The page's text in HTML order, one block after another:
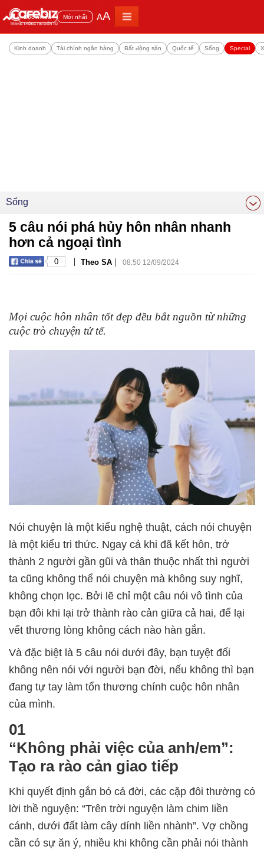
Đọc nhiều Mới nhất AA
Kinh doanh Tài chính ngân hàng Bất động sản Quốc tế Sống Special
Sống
5 câu nói phá hủy hôn nhân nhanh
hơn cả ngoại tình
0 | Theo SA | 08:50 12/09/2024
Mọi cuộc hôn nhân tốt đẹp đều bắt nguồn từ những
cuộc trò chuyện tử tế.
Nói chuyện là một kiểu nghệ thuật, cách nói chuyện
là một kiểu tri thức. Ngay cả khi đã kết hôn, trở
thành 2 người gần gũi và thân thuộc nhất thì người
ta cũng không thể nói chuyện mà không suy nghĩ,
không chọn lọc. Bởi lẽ chỉ một câu nói vô tình của
bạn đôi khi lại trở thành rào cản giữa cả hai, để lại
vết thương lòng không cách nào hàn gắn.
Và đặc biệt là 5 câu nói dưới đây, bạn tuyệt đối
không nên nói với người bạn đời, nếu không thì bạn
đang tự tay làm tổn thương chính cuộc hôn nhân
của mình.
01
“Không phải việc của anh/em”:
Tạo ra rào cản giao tiếp
Khi quyết định gắn bó cả đời, các cặp đôi thường có
lời thề nguyện: “Trên trời nguyện làm chim liền
cánh, dưới đất làm cây dính liền nhành”. Vợ chồng
cần có sự ăn ý, nhiều khi không cần phải nói thành